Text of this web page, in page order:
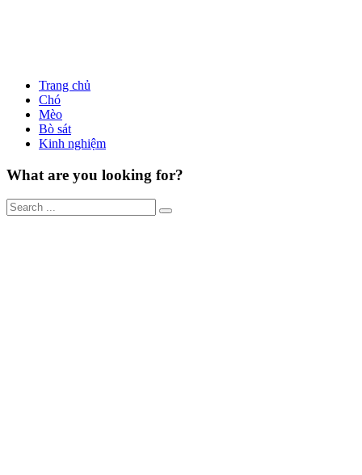
Trang chủ
Chó
Mèo
Bò sát
Kinh nghiệm
What are you looking for?